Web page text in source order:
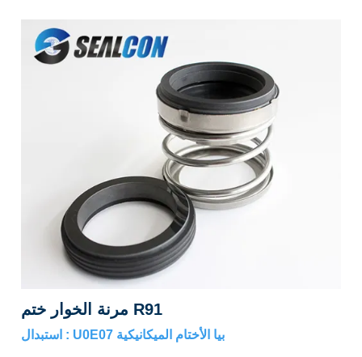
مرنة الخوار ختم R91
استبدال : U0E07 بيا الأختام الميكانيكية